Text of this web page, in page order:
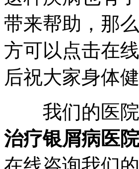
带来帮助，那
方可以点击在
后祝大家身体健
我们的医院
治疗银屑病医院